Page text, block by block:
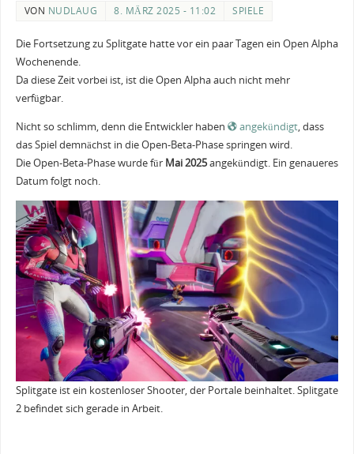
VON NUDLAUG 8. MÄRZ 2025 - 11:02 SPIELE
Die Fortsetzung zu Splitgate hatte vor ein paar Tagen ein Open Alpha
Wochenende.
Da diese Zeit vorbei ist, ist die Open Alpha auch nicht mehr
verfügbar.
Nicht so schlimm, denn die Entwickler haben angekündigt, dass
das Spiel demnächst in die Open-Beta-Phase springen wird.
Die Open-Beta-Phase wurde für Mai 2025angekündigt. Ein genaueres
Datum folgt noch.
Splitgate ist ein kostenloser Shooter, der Portale beinhaltet. Splitgate
2 befindet sich gerade in Arbeit.